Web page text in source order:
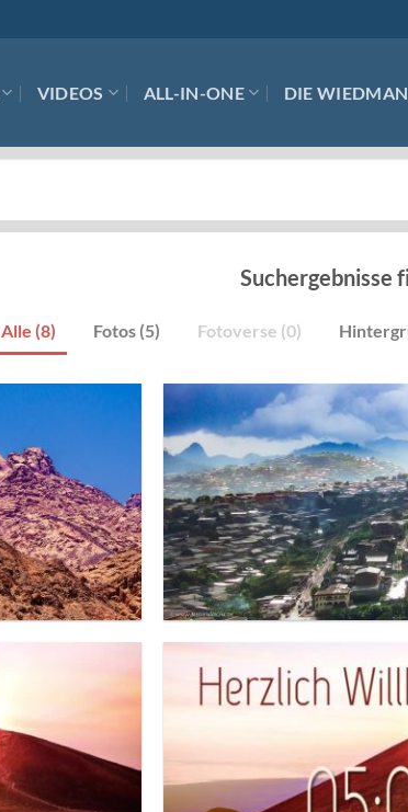
VIDEOS ALL-IN-ONE DIE
Suchergebnisse
Alle (8) Fotos (5) Fotoverse (0)